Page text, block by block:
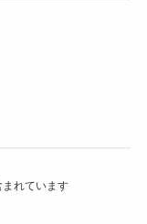
れています